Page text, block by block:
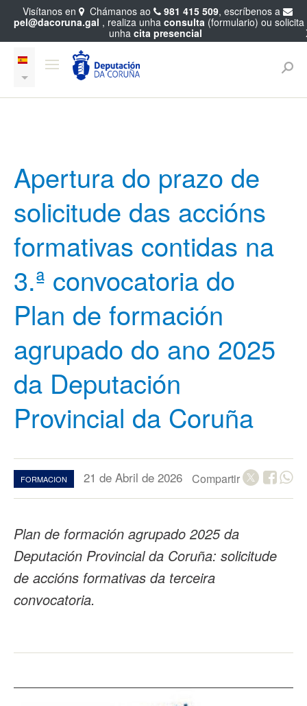
Apertura do prazo de
solicitude das accións
formativas contidas na
3.ª convocatoria do
Plan de formación
agrupado do ano 2025
da Deputación
Provincial da Coruña
FORMACION 21 de Abril de 2026 Compartir
Plan de formación agrupado 2025 da
Deputación Provincial da Coruña: solicitude
de accións formativas da terceira
convocatoria.
Visítanos en Chámanos ao 981 415 509, escríbenos a
pel@dacoruna.gal , realiza unha consulta(formulario) ou solicita
unha cita presencial